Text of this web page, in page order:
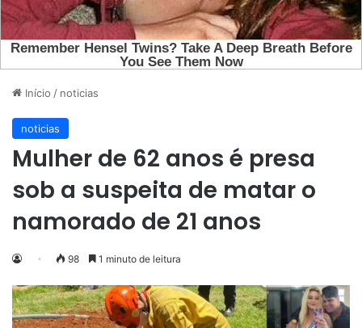
Início / noticias
noticias
Mulher de 62 anos é presa
sob a suspeita de matar o
namorado de 21 anos
98 1 minuto de leitura